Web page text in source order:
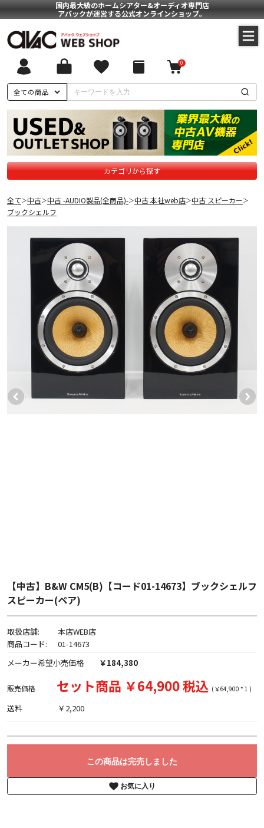
国内最大級のホームシアター&オーディオ専門店
アバックが運営する公式オンラインショップ。
全ての商品
0
カテゴリから探す
全て＞中古＞中古 -AUDIO製品(全商品)-＞中古 本社web店＞中古 スピーカー＞
ブックシェルフ
【中古】B&W CM5(B)【コード01-14673】ブックシェルフ
スピーカー(ペア)
取扱店舗:
本店WEB店
商品コード:
01-14673
メーカー希望小売価格
￥184,380
販売価格 セット商品 ￥64,900 税込 (￥64,900 * 1 )
送料 ￥2,200
この商品は完売しました
お気に入り